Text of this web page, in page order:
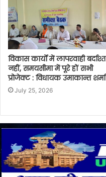
विकास कार्यों में लापरवाही बर्दाश्त
नहीं, समयसीमा में पूरे हों सभी
प्रोजेक्ट : विधायक उमाकान्त शर्मा
July 25, 2026